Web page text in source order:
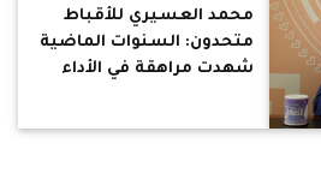
محمد العسيري للأقباط
متحدون: السنوات الماضية
شهدت مراهقة في الأداء